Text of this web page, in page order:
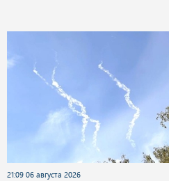
21:09 06 августа 2026